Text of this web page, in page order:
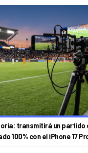
transmitirá un partido
100% con el iPhone 17